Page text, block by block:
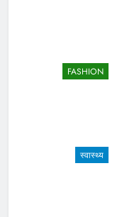
FASHION
स्वास्थ्य